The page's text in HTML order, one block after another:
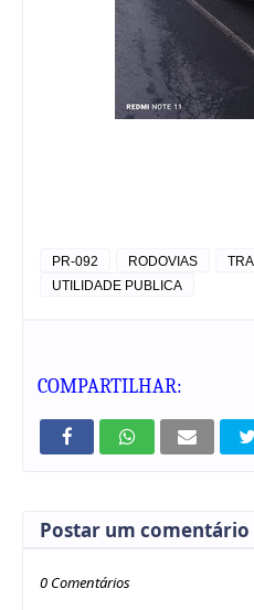
PR-092 RODOVIAS
UTILIDADE PUBLICA
COMPARTILHAR:
Postar um comentário
0 Comentários